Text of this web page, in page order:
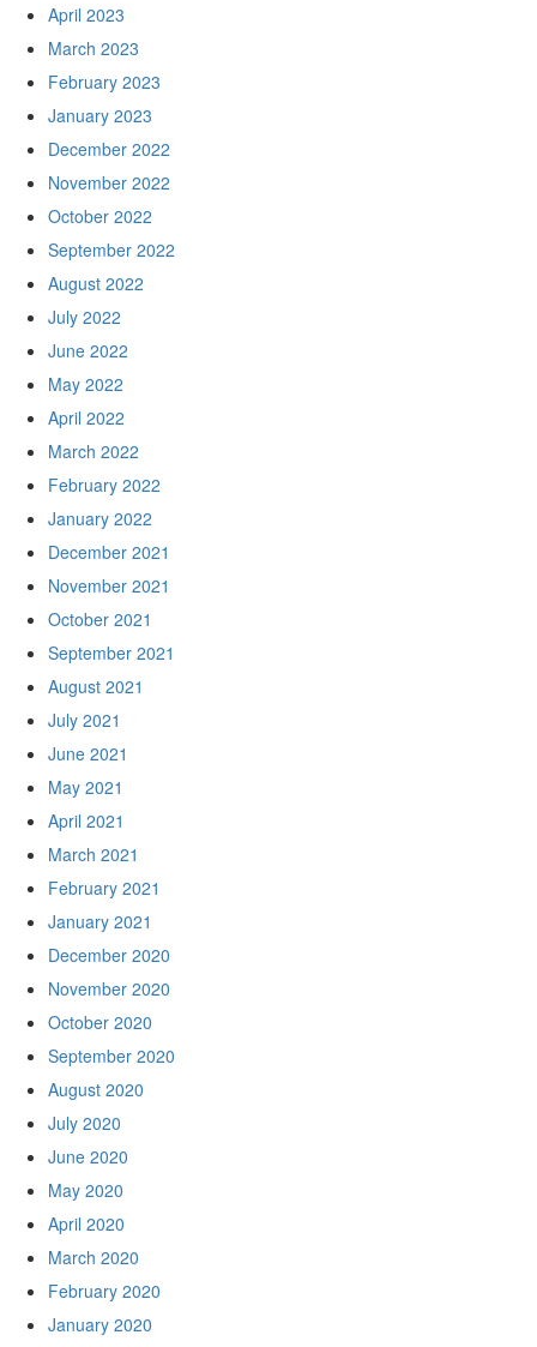
April 2023
March 2023
February 2023
January 2023
December 2022
November 2022
October 2022
September 2022
August 2022
July 2022
June 2022
May 2022
April 2022
March 2022
February 2022
January 2022
December 2021
November 2021
October 2021
September 2021
August 2021
July 2021
June 2021
May 2021
April 2021
March 2021
February 2021
January 2021
December 2020
November 2020
October 2020
September 2020
August 2020
July 2020
June 2020
May 2020
April 2020
March 2020
February 2020
January 2020